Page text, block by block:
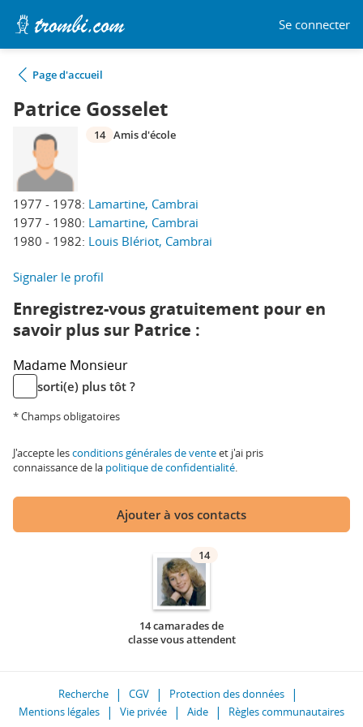
Se connecter
Page d'accueil
Patrice Gosselet
1977 - 1978: Lamartine, Cambrai
1977 - 1980: Lamartine, Cambrai
1980 - 1982: Louis Blériot, Cambrai
14 Amis d'école
Signaler le profil
Enregistrez-vous gratuitement pour en
savoir plus sur Patrice :
Madame Monsieur
sorti(e) plus tôt ?
* Champs obligatoires
J'accepte lesconditions générales de venteet j'ai pris
connaissance de la politique de confidentialité.
Ajouter à vos contacts
14
14 camarades de
classe vous attendent
Recherche CGV
Protection des données
Mentions légales
Vie privée Aide Règles communautaires